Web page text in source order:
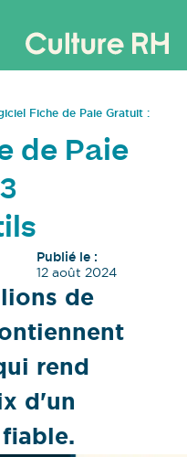
Fiche de Paie Gratuit :
de Paie
Publié le :
12 août 2024
de
rend
d'un